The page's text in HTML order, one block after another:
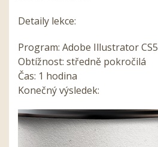
Detaily lekce:
Program: Adobe Illustrator CS5
Obtížnost: středně pokročilá
Čas: 1 hodina
Konečný výsledek: